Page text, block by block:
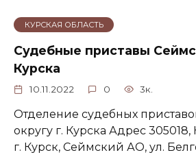
КУРСКАЯ ОБЛАСТЬ
Судебные приставы
Курска
10.11.2022 0 3к.
Отделение судебных
округу г. Курска Адрес 305018,
г. Курск, Сеймский АО, ул.